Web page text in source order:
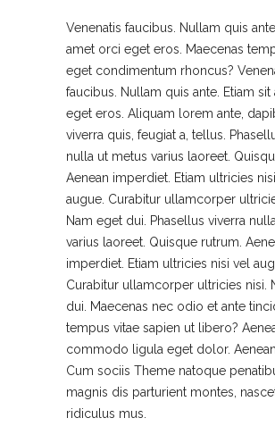
Venenatis faucibus. Nullam quis
amet orci eget eros. Maecenas
eget condimentum rhoncus?
faucibus. Nullam quis ante. Etiam
eget eros. Aliquam lorem ante,
viverra quis, feugiat a, tellus.
nulla ut metus varius laoreet.
Aenean imperdiet. Etiam ultricies
augue. Curabitur ullamcorper
Nam eget dui. Phasellus viverra
varius laoreet. Quisque rutrum.
imperdiet. Etiam ultricies nisi vel
Curabitur ullamcorper ultricies nisi.
dui. Maecenas nec odio et ante
tempus vitae sapien ut libero?
commodo ligula eget dolor. Aenean
Cum sociis Theme natoque
magnis dis parturient montes,
ridiculus mus.